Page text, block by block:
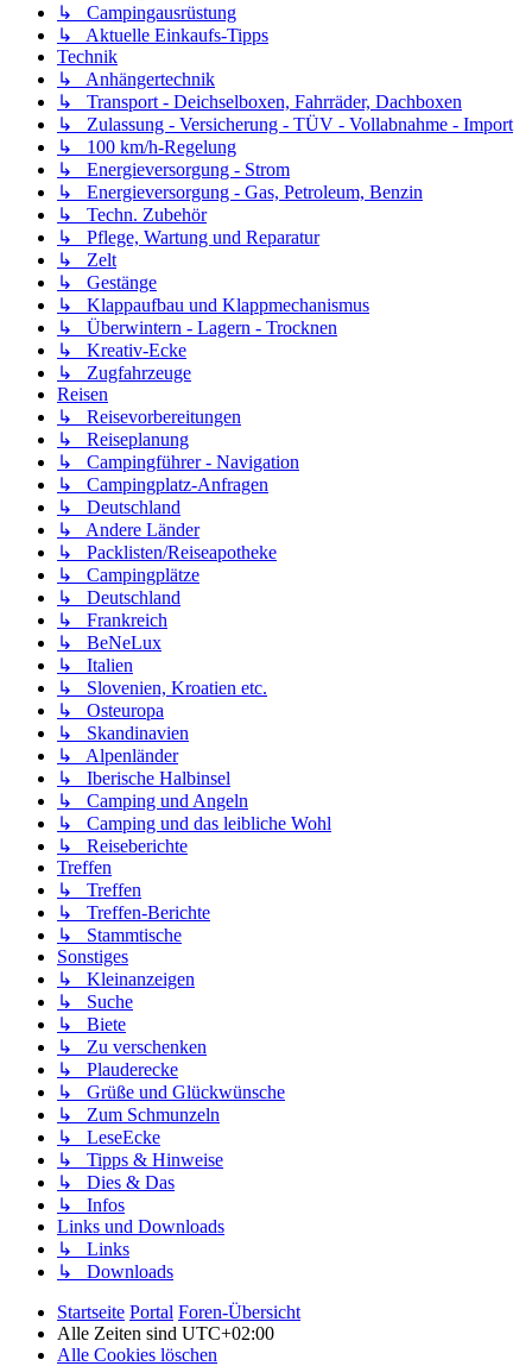
↳ Campingausrüstung
↳ Aktuelle Einkaufs-Tipps
Technik
↳ Anhängertechnik
↳ Transport - Deichselboxen, Fahrräder, Dachboxen
↳ Zulassung - Versicherung - TÜV - Vollabnahme - Import
↳ 100 km/h-Regelung
↳ Energieversorgung - Strom
↳ Energieversorgung - Gas, Petroleum, Benzin
↳ Techn. Zubehör
↳ Pflege, Wartung und Reparatur
↳ Zelt
↳ Gestänge
↳ Klappaufbau und Klappmechanismus
↳ Überwintern - Lagern - Trocknen
↳ Kreativ-Ecke
↳ Zugfahrzeuge
Reisen
↳ Reisevorbereitungen
↳ Reiseplanung
↳ Campingführer - Navigation
↳ Campingplatz-Anfragen
↳ Deutschland
↳ Andere Länder
↳ Packlisten/Reiseapotheke
↳ Campingplätze
↳ Deutschland
↳ Frankreich
↳ BeNeLux
↳ Italien
↳ Slovenien, Kroatien etc.
↳ Osteuropa
↳ Skandinavien
↳ Alpenländer
↳ Iberische Halbinsel
↳ Camping und Angeln
↳ Camping und das leibliche Wohl
↳ Reiseberichte
Treffen
↳ Treffen
↳ Treffen-Berichte
↳ Stammtische
Sonstiges
↳ Kleinanzeigen
↳ Suche
↳ Biete
↳ Zu verschenken
↳ Plauderecke
↳ Grüße und Glückwünsche
↳ Zum Schmunzeln
↳ LeseEcke
↳ Tipps & Hinweise
↳ Dies & Das
↳ Infos
Links und Downloads
↳ Links
↳ Downloads
Startseite Portal Foren-Übersicht
Alle Zeiten sind UTC+02:00
Alle Cookies löschen